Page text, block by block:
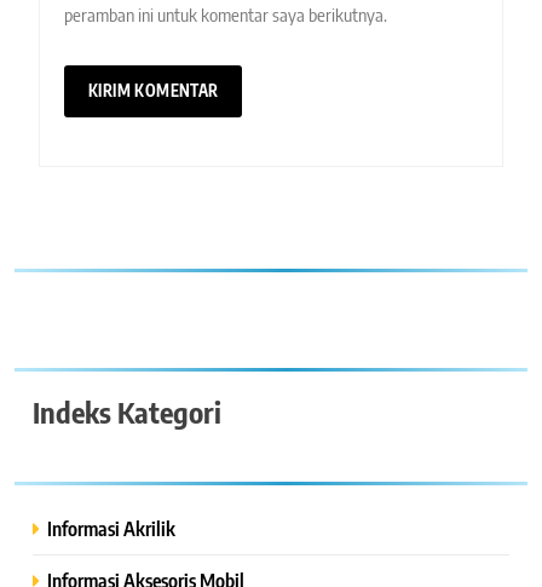
peramban ini untuk komentar saya berikutnya.
Indeks Kategori
Informasi Akrilik
Informasi Aksesoris Mobil